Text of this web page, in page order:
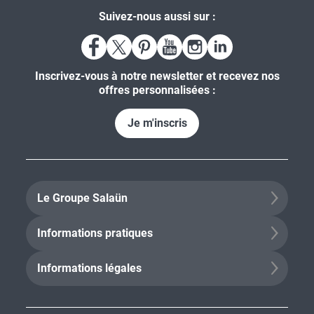
Suivez-nous aussi sur :
Inscrivez-vous à notre newsletter et recevez nos
offres personnalisées :
Je m'inscris
Le Groupe Salaün
Informations pratiques
Informations légales